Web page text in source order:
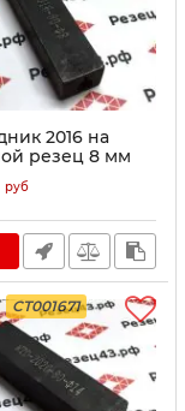
2016 на
резец 8 мм
руб
CT001671